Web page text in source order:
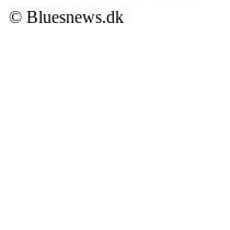
© Bluesnews.dk